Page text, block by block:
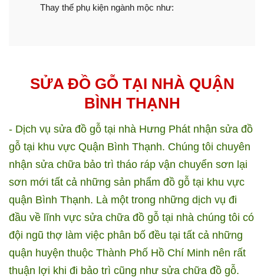
Thay thế phụ kiện ngành mộc như:
SỬA ĐỒ GỖ TẠI NHÀ QUẬN
BÌNH THẠNH
- Dịch vụ sửa đồ gỗ tại nhà Hưng Phát nhận sửa đồ
gỗ tại khu vực Quận Bình Thạnh. Chúng tôi chuyên
nhận sửa chữa bảo trì tháo ráp vận chuyển sơn lại
sơn mới tất cả những sản phẩm đồ gỗ tại khu vực
quận Bình Thạnh. Là một trong những dịch vụ đi
đầu về lĩnh vực sửa chữa đồ gỗ tại nhà chúng tôi có
đội ngũ thợ làm việc phân bố đều tại tất cả những
quận huyện thuộc Thành Phố Hồ Chí Minh nên rất
thuận lợi khi đi bảo trì cũng như sửa chữa đồ gỗ.